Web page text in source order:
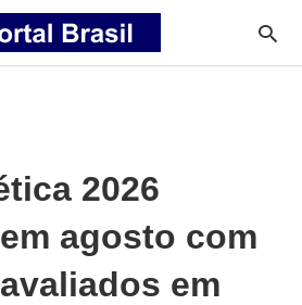
2026
agosto com
em